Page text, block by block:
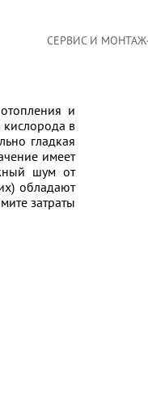
СЕРВИС И МОНТАЖ
и
кислорода в
гладкая
имеет
шум от
обладают
затраты